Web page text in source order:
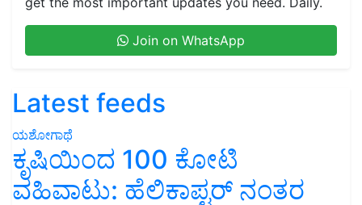
Join on WhatsApp
Latest feeds
ಯಶೋಗಾಥೆ
ಕೃಷಿಯಿಂದ 100 ಕೋಟಿ
ವಹಿವಾಟು: ಹೆಲಿಕಾಪ್ಟರ್ ನಂತರ